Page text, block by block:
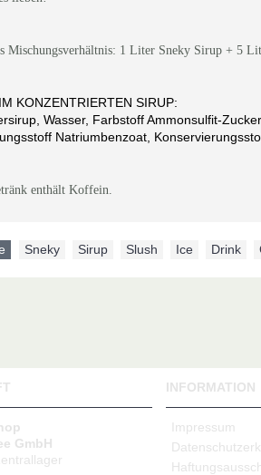
Mischungsverhältnis: 1 Liter Sneky Sirup + 5
KONZENTRIERTEN SIRUP:
Wasser, Farbstoff Ammonsulfit-
Natriumbenzoat,
enthält Koffein.
Sneky Sirup Slush Ice Drink
GmbH
INFORMATION
Impressum